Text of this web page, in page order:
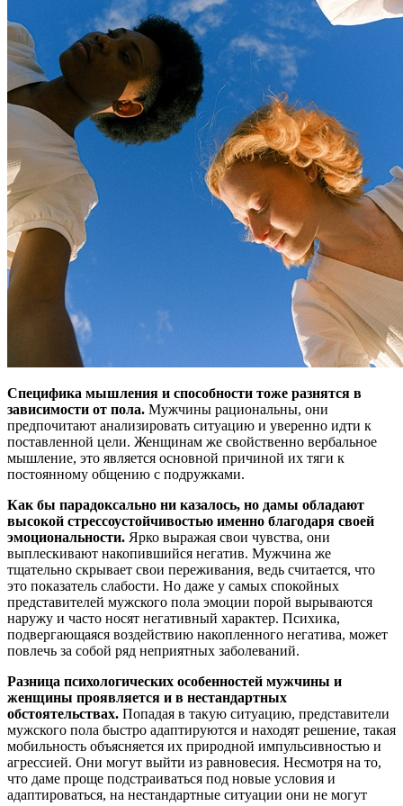
Специфика мышления и способности тоже разнятся в
зависимости от пола. Мужчины рациональны, они
предпочитают анализировать ситуацию и уверенно идти к
поставленной цели. Женщинам же свойственно вербальное
мышление, это является основной причиной их тяги к
постоянному общению с подружками.
Как бы парадоксально ни казалось, но дамы обладают
высокой стрессоустойчивостью именно благодаря своей
эмоциональности. Ярко выражая свои чувства, они
выплескивают накопившийся негатив. Мужчина же
тщательно скрывает свои переживания, ведь считается, что
это показатель слабости. Но даже у самых спокойных
представителей мужского пола эмоции порой вырываются
наружу и часто носят негативный характер. Психика,
подвергающаяся воздействию накопленного негатива, может
повлечь за собой ряд неприятных заболеваний.
Разница психологических особенностей мужчины и
женщины проявляется и в нестандартных
обстоятельствах. Попадая в такую ситуацию, представители
мужского пола быстро адаптируются и находят решение, такая
мобильность объясняется их природной импульсивностью и
агрессией. Они могут выйти из равновесия. Несмотря на то,
что даме проще подстраиваться под новые условия и
адаптироваться, на нестандартные ситуации они не могут